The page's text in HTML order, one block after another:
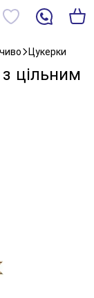
Цукерки
цільним